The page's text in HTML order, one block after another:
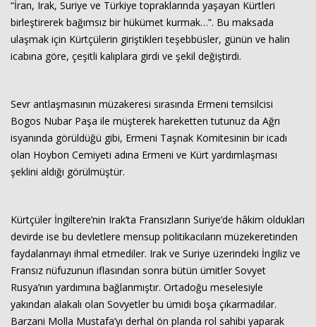
“İran, Irak, Suriye ve Türkiye topraklarında yaşayan Kürtleri
birleştirerek bağımsız bir hükümet kurmak…”. Bu maksada
ulaşmak için Kürtçülerin giriştikleri teşebbüsler, günün ve halin
icabına göre, çeşitli kalıplara girdi ve şekil değiştirdi.
Sevr antlaşmasının müzakeresi sırasında Ermeni temsilcisi
Bogos Nubar Paşa ile müşterek hareketten tutunuz da Ağrı
isyanında görüldüğü gibi, Ermeni Taşnak Komitesinin bir icadı
olan Hoybon Cemiyeti adına Ermeni ve Kürt yardımlaşması
şeklini aldığı görülmüştür.
Kürtçüler İngiltere’nin Irak’ta Fransızların Suriye’de hâkim oldukları
devirde ise bu devletlere mensup politikacıların müzekeretinden
faydalanmayı ihmal etmediler. Irak ve Suriye üzerindeki İngiliz ve
Fransız nüfuzunun iflasından sonra bütün ümitler Sovyet
Rusya’nın yardımına bağlanmıştır. Ortadoğu meselesiyle
yakından alakalı olan Sovyetler bu ümidi boşa çıkarmadılar.
Barzani Molla Mustafa’yı derhal ön planda rol sahibi yaparak